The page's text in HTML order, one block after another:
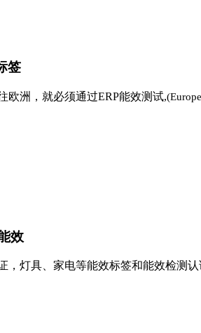
签
欧洲，就必须通过ERP能效测试,
效
，灯具、家电等能效标签和能效检测认